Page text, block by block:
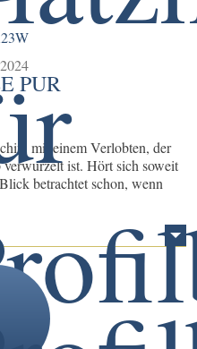
PUR
mit einem Verlobten, der
ist. Hört sich soweit
betrachtet schon, wenn